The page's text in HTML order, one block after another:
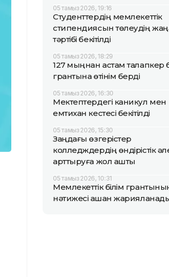
05 тамыз 2026, 19:16
Студенттердің мемлекеттік
стипендиясын төлеудің
тәртібі бекітілді
05 тамыз 2026, 18:29
127 мыңнан астам талапкер
грантына өтінім берді
05 тамыз 2026, 16:30
Мектептердегі каникул мен
емтихан кестесі бекітілді
05 тамыз 2026, 15:30
Заңдағы өзгерістер
колледждердің өндірістік
арттыруға жол ашты
05 тамыз 2026, 10:31
Мемлекеттік білім
нәтижесі қашан